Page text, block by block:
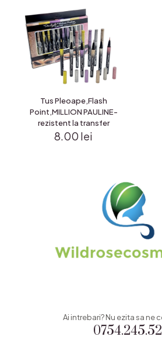
Tus Pleoape,Flash
Point,MILLION PAULINE-
rezistent la transfer
8.00 lei
Ai intrebari? Nu ezita sa ne